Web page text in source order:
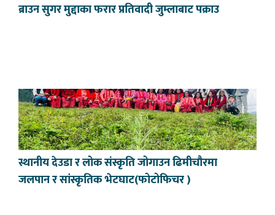
ब्राउन सुगर मुद्दाका फरार प्रतिवादी जुम्लाबाट पक्राउ
स्थानीय देउडा र लोक संस्कृति जोगाउन ढिमीचौरमा
जलपान र सांस्कृतिक भेटघाट(फोटोफिचर )